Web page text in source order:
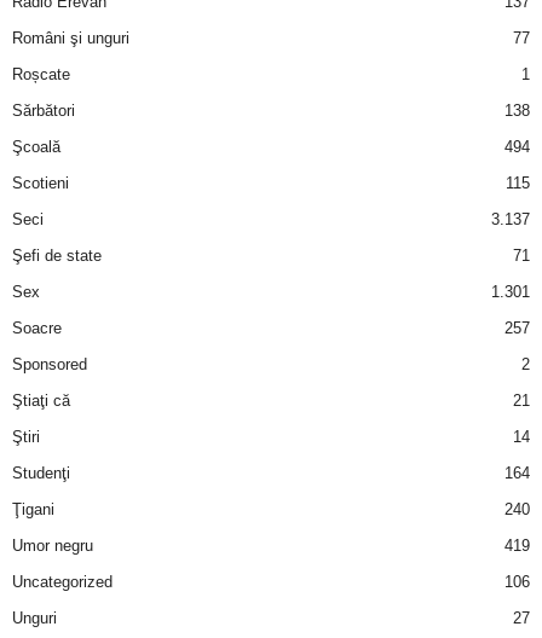
Români şi unguri
77
Roșcate
1
Sărbători
138
Şcoală
494
Scotieni
115
Seci
3.137
Şefi de state
71
Sex
1.301
Soacre
257
Sponsored
2
Ştiaţi că
21
Ştiri
14
Studenţi
164
Ţigani
240
Umor negru
419
Uncategorized
106
Unguri
27